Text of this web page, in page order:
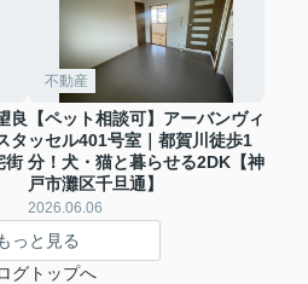
良
タ
街
不動産
【ペット相談可】アーバンヴィ
ッセル401号室｜都賀川徒歩1
分！犬・猫と暮らせる2DK【神
戸市灘区千旦通】
2026.06.06
っと見る
グトップへ